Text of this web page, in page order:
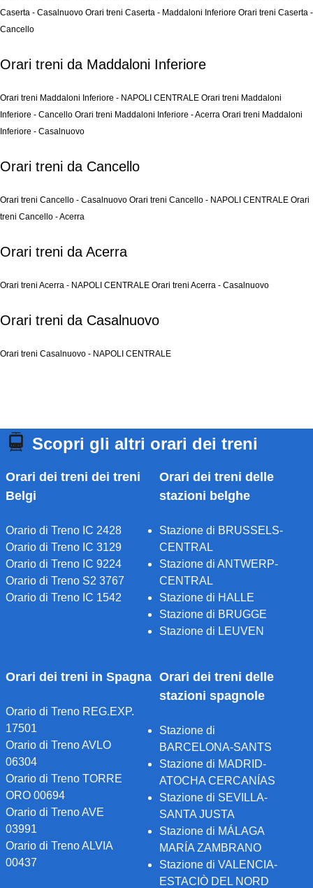
Caserta - Casalnuovo Orari treni Caserta - Maddaloni Inferiore Orari treni Caserta -
Cancello
Orari treni da Maddaloni Inferiore
Orari treni Maddaloni Inferiore - NAPOLI CENTRALE Orari treni Maddaloni
Inferiore - Cancello Orari treni Maddaloni Inferiore - Acerra Orari treni Maddaloni
Inferiore - Casalnuovo
Orari treni da Cancello
Orari treni Cancello - Casalnuovo Orari treni Cancello - NAPOLI CENTRALE Orari
treni Cancello - Acerra
Orari treni da Acerra
Orari treni Acerra - NAPOLI CENTRALE Orari treni Acerra - Casalnuovo
Orari treni da Casalnuovo
Orari treni Casalnuovo - NAPOLI CENTRALE
Scopri gli altri orari dei treni
Orari dei treni dei treni
Belgi
Orario di Treno IC 2428
Orario di Treno IC 3129
Orario di Treno IC 9224
Orario di Treno S2 3767
Orario di Treno IC 1542
Orari dei treni delle
stazioni belghe
Stazione di BRUSSELS-
CENTRAL
Stazione di ANTWERP-
CENTRAL
Stazione di HALLE
Stazione di BRUGGE
Stazione di LEUVEN
Orari dei treni in Spagna
Orario di Treno REG.EXP.
17501
Orario di Treno AVLO
06304
Orario di Treno TORRE
ORO 00694
Orario di Treno AVE
03991
Orario di Treno ALVIA
00437
Orari dei treni delle
stazioni spagnole
Stazione di
BARCELONA-SANTS
Stazione di MADRID-
ATOCHA CERCANÍAS
Stazione di SEVILLA-
SANTA JUSTA
Stazione di MÁLAGA
MARÍA ZAMBRANO
Stazione di VALENCIA-
ESTACIÒ DEL NORD